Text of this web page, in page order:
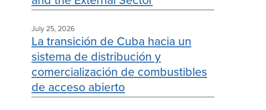
July 25, 2026
La transición de Cuba hacia un
sistema de distribución y
comercialización de combustibles
de acceso abierto